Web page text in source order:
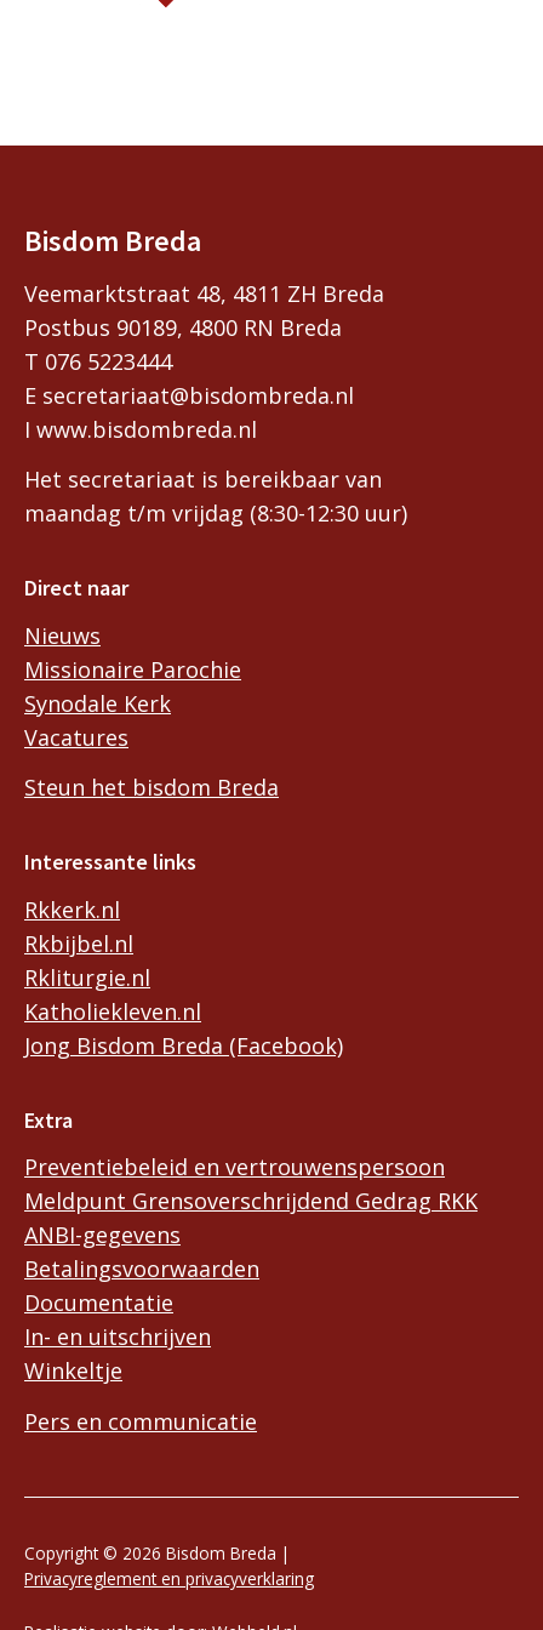
Bisdom Breda
Veemarktstraat 48, 4811 ZH Breda
Postbus 90189, 4800 RN Breda
T 076 5223444
E secretariaat@bisdombreda.nl
I www.bisdombreda.nl
Het secretariaat is bereikbaar van
maandag t/m vrijdag (8:30-12:30 uur)
Direct naar
Nieuws
Missionaire Parochie
Synodale Kerk
Vacatures
Steun het bisdom Breda
Interessante links
Rkkerk.nl
Rkbijbel.nl
Rkliturgie.nl
Katholiekleven.nl
Jong Bisdom Breda (Facebook)
Extra
Preventiebeleid en vertrouwenspersoon
Meldpunt Grensoverschrijdend Gedrag RKK
ANBI-gegevens
Betalingsvoorwaarden
Documentatie
In- en uitschrijven
Winkeltje
Pers en communicatie
Copyright © 2026 Bisdom Breda |
Privacyreglement en privacyverklaring